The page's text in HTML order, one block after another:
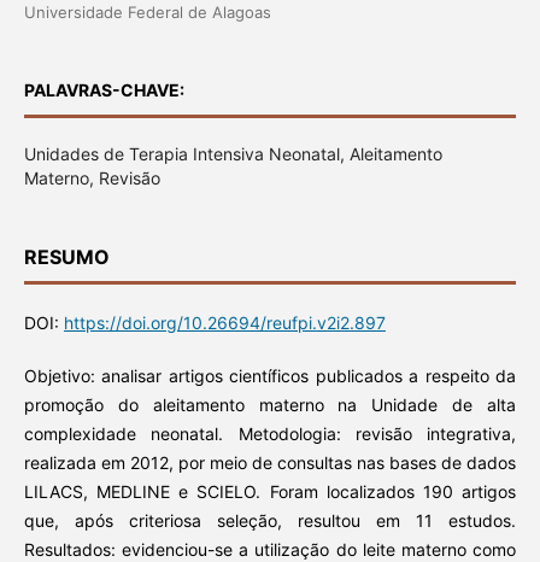
Universidade Federal de Alagoas
PALAVRAS-CHAVE:
Unidades de Terapia Intensiva Neonatal, Aleitamento
Materno, Revisão
RESUMO
DOI: https://doi.org/10.26694/reufpi.v2i2.897
Objetivo: analisar artigos científicos publicados a respeito da
promoção do aleitamento materno na Unidade de alta
complexidade neonatal. Metodologia: revisão integrativa,
realizada em 2012, por meio de consultas nas bases de dados
LILACS, MEDLINE e SCIELO. Foram localizados 190 artigos
que, após criteriosa seleção, resultou em 11 estudos.
Resultados: evidenciou-se a utilização do leite materno como